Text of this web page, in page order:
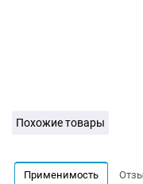
Похожие товары
Применимость